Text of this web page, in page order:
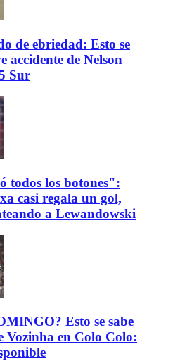
de ebriedad: Esto se
accidente de Nelson
Sur
todos los botones":
casi regala un gol,
a Lewandowski
Esto se sabe
Vozinha en Colo Colo: